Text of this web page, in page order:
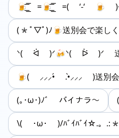
🍺͟͟͞͞ =🍺͟͟͞͞ =( ‘-‘ 🍺 )<ｶ
(*ﾟ▽ﾟ)ﾉ🍺送別会で楽しく
ᐠ( ᐛ )ᐟ🍻ᐠ( ᐖ )ᐟ 送別
🍺( ⸝⸝⸝•́ .•̀⸝⸝⸝ )送別会
(｡･ω･)ﾉﾞ バイナラ～
\( ･ω･ )/ﾊﾞｲﾊﾞｲ☆.。.:*